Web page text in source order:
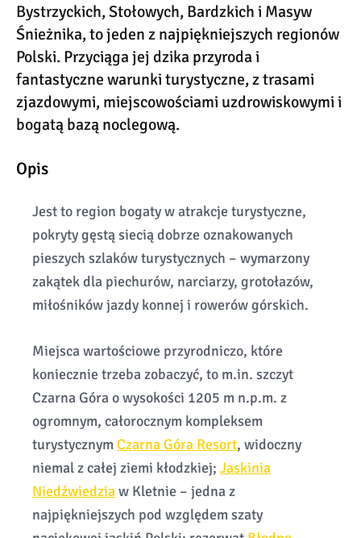
Bystrzyckich, Stołowych, Bardzkich i Masyw
Śnieżnika, to jeden z najpiękniejszych regionów
Polski. Przyciąga jej dzika przyroda i
fantastyczne warunki turystyczne, z trasami
zjazdowymi, miejscowościami uzdrowiskowymi i
bogatą bazą noclegową.
Opis
Jest to region bogaty w atrakcje turystyczne,
pokryty gęstą siecią dobrze oznakowanych
pieszych szlaków turystycznych – wymarzony
zakątek dla piechurów, narciarzy, grotołazów,
miłośników jazdy konnej i rowerów górskich.
Miejsca wartościowe przyrodniczo, które
koniecznie trzeba zobaczyć, to m.in. szczyt
Czarna Góra o wysokości 1205 m n.p.m. z
ogromnym, całorocznym kompleksem
turystycznym Czarna Góra Resort, widoczny
niemal z całej ziemi kłodzkiej; Jaskinia
Niedźwiedziaw Kletnie – jedna z
najpiękniejszych pod względem szaty